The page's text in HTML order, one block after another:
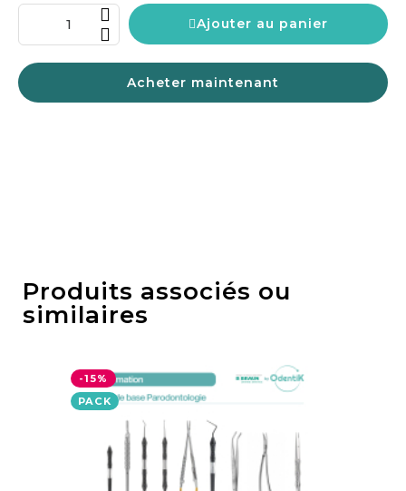
Ajouter au panier
Acheter maintenant
Produits associés ou
similaires
-15%
PACK